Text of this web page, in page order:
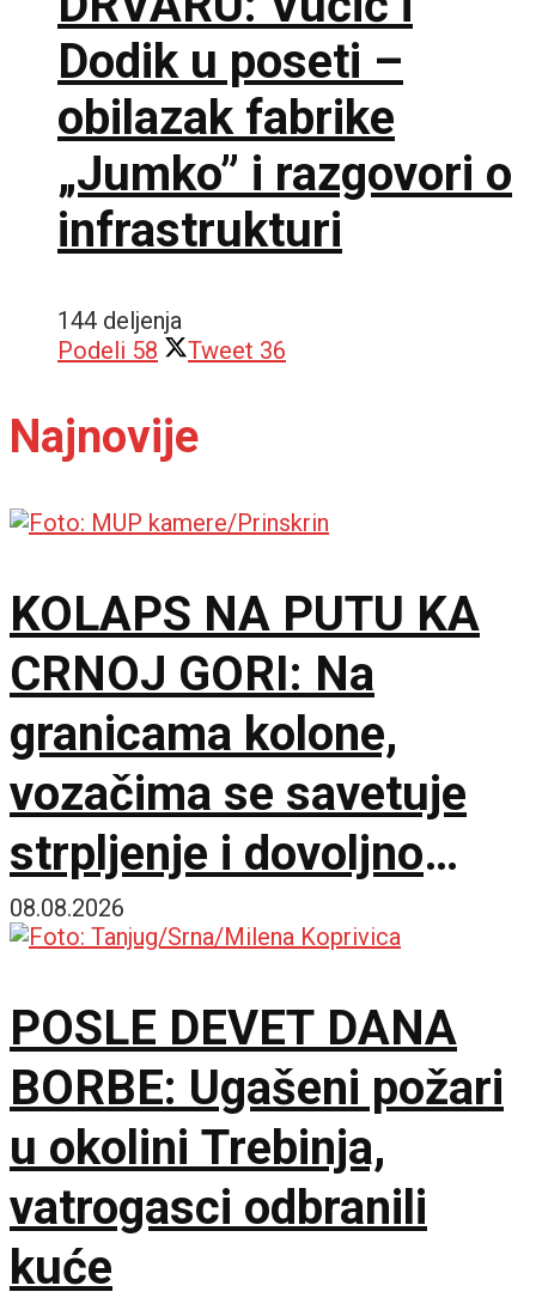
Dodik u poseti –
obilazak fabrike
„Jumko” i razgovori o
infrastrukturi
144 deljenja
Podeli 58 Tweet 36
Najnovije
KOLAPS NA PUTU KA
CRNOJ GORI: Na
granicama kolone,
vozačima se savetuje
strpljenje i dovoljno
vode
08.08.2026
POSLE DEVET DANA
BORBE: Ugašeni požari
u okolini Trebinja,
vatrogasci odbranili
kuće